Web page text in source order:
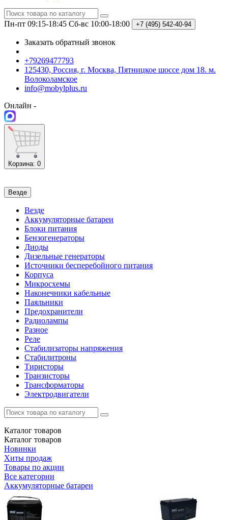
Пн-пт 09:15-18:45 Сб-вс 10:00-18:00 +7 (495) 542-40-94
Заказать обратный звонок
+79269477793
125430, Россия, г. Москва, Пятницкое шоссе дом 18. м.
Волоколамское
info@mobylplus.ru
Онлайн -
Корзина: 0
Везде
Везде
Аккумуляторные батареи
Блоки питания
Бензогенераторы
Диоды
Дизельные генераторы
Источники бесперебойного питания
Корпуса
Микросхемы
Наконечники кабельные
Паяльники
Предохранители
Радиолампы
Разное
Реле
Стабилизаторы напряжения
Стабилитроны
Тиристоры
Транзисторы
Трансформаторы
Электродвигатели
Каталог товаров
Каталог товаров
Новинки
Хиты продаж
Товары по акции
Все категории
Аккумуляторные батареи